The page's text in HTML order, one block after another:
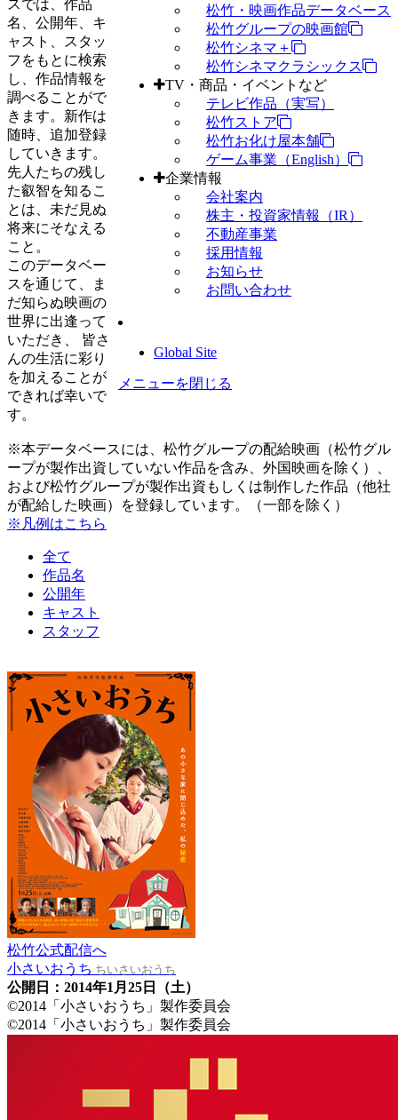
松竹・映画作品データベース
松竹グループの映画館
松竹シネマ＋
松竹シネマクラシックス
TV・商品・イベントなど
テレビ作品（実写）
松竹ストア
松竹お化け屋本舗
ゲーム事業（English）
企業情報
会社案内
株主・投資家情報（IR）
不動産事業
採用情報
お知らせ
お問い合わせ
Global Site
メニューを閉じる
スでは、作品
名、公開年、キ
ャスト、スタッ
フをもとに検索
し、作品情報を
調べることがで
きます。新作は
随時、追加登録
していきます。
先人たちの残し
た叡智を知るこ
とは、未だ見ぬ
将来にそなえる
こと。
このデータベー
スを通じて、ま
だ知らぬ映画の
世界に出逢って
いただき、 皆さ
んの生活に彩り
を加えることが
できれば幸いで
す。
※本データベースには、松竹グループの配給映画（松竹グル
ープが製作出資していない作品を含み、外国映画を除く）、
および松竹グループが製作出資もしくは制作した作品（他社
が配給した映画）を登録しています。（一部を除く）
※凡例はこちら
全て
作品名
公開年
キャスト
スタッフ
松竹公式配信へ
小さいおうち ちいさいおうち
公開日：2014年1月25日（土）
©2014「小さいおうち」製作委員会
©2014「小さいおうち」製作委員会